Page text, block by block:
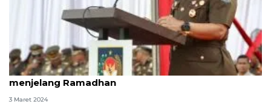
Mendagri minta kepala daerah antisipasi inflasi
menjelang Ramadhan
3 Maret 2024